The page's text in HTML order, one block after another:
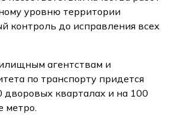
уровню территории
контроль до исправления всех
агентствам и
по транспорту придется
дворовых кварталах и на 100
метро.